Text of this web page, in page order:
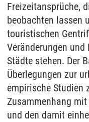
Freizeitansprüche,
beobachten lassen
touristischen
Veränderungen
Städte stehen. Der
Überlegungen zur
empirische Studien
Zusammenhang
und den damit